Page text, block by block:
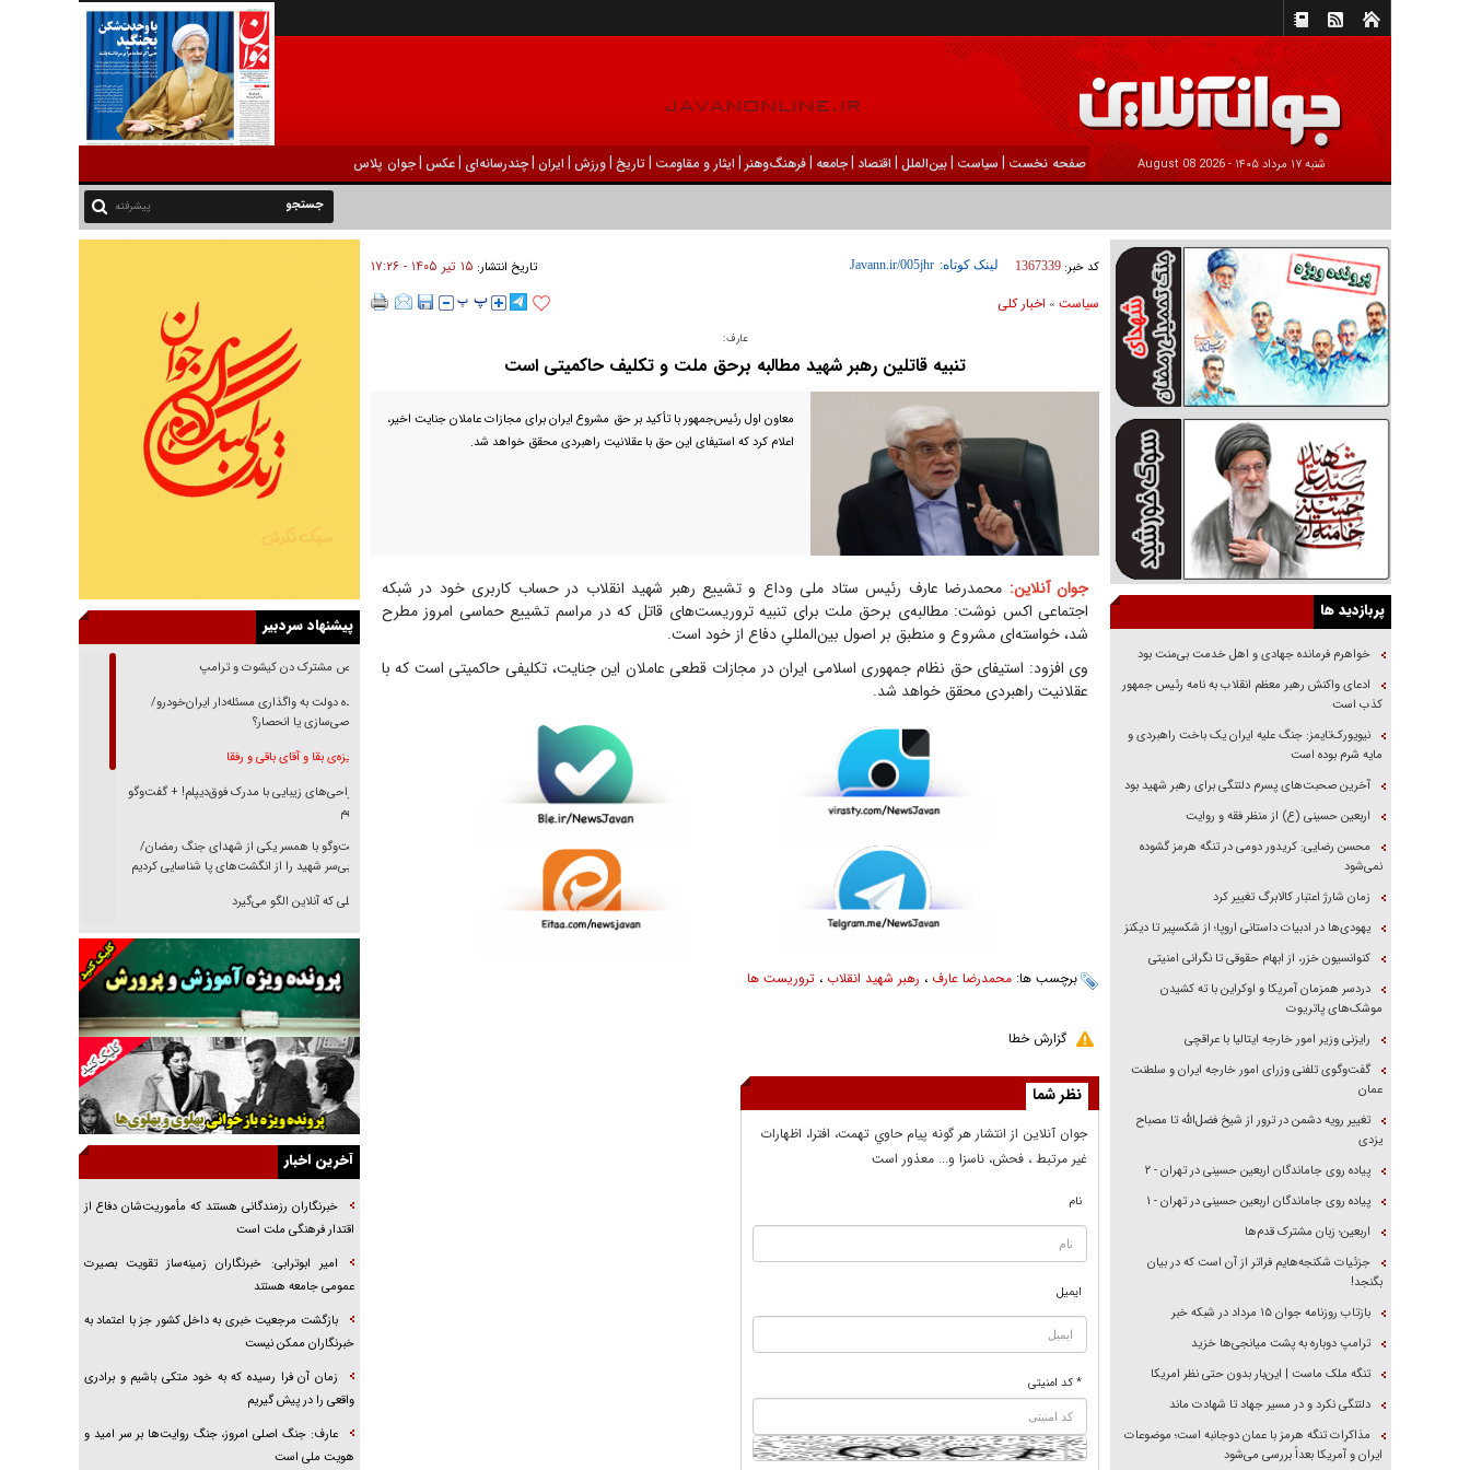
شنبه ۱۷ مرداد ۱۴۰۵ - 2026 August 08 صفحه نخست | سیاست |بين‌الملل | اقتصاد |جامعه |فرهنگ‌و‌هنر | ایثار و مقاومت |تاریخ |ورزش | ايران |چندرسانه‌ای |عکس |جوان پلاس
پیشرفته
کد خبر: 1367339 لینک کوتاه: تاریخ انتشار: ۱۵ تير ۱۴۰۵ - ۱۷:۲۶
سیاست» اخبار کلی
عارف:
تنبیه قاتلین رهبر شهید مطالبه برحق ملت و تکلیف حاکمیتی است
معاون اول رئیس‌جمهور با تأکید بر حق مشروع ایران برای مجازات عاملان جنایت اخیر،
اعلام کرد که استیفای این حق با عقلانیت راهبردی محقق خواهد شد.
جوان آنلاین: محمدرضا عارف رئیس ستاد ملی وداع و تشییع رهبر شهید انقلاب در حساب کاربری خود در شبکه
اجتماعی اکس نوشت: مطالبه‌ی برحق ملت برای تنبیه تروریست‌های قاتل که در مراسم تشییع حماسی امروز مطرح
شد، خواسته‌ای مشروع و منطبق بر اصول بین‌المللیِ دفاع از خود است.
وی افزود: استیفای حق نظام جمهوری اسلامی ایران در مجازات قطعی عاملان این جنایت، تکلیفی حاکمیتی است که با
عقلانیت راهبردی محقق خواهد شد.
برچسب ها: محمدرضا عارف ، رهبر شهید انقلاب ، تروریست ها
گزارش خطا
نظر شما
جوان آنلاين از انتشار هر گونه پيام حاوي تهمت، افترا، اظهارات
غير مرتبط ، فحش، ناسزا و... معذور است
نام
ایمیل
* کد امنیتی
پربازدید ها
خواهرم فرمانده جهادی و اهل خدمت بی‌منت بود
ادعای واکنش رهبر معظم انقلاب به نامه رئیس جمهور
کذب است
نیویورک‌تایمز: جنگ علیه ایران یک باخت راهبردی و
مایه شرم بوده است
آخرین صحبت‌های پسرم دلتنگی برای رهبر شهید بود
اربعین حسینی (ع) از منظر فقه و روایت
محسن رضایی: کریدور دومی در تنگه هرمز گشوده
نمی‌شود
زمان شارژ اعتبار کالابرگ تغییر کرد
یهودی‌ها در ادبیات داستانی اروپا؛ از شکسپیر تا دیکنز
کنوانسیون خزر، از ابهام حقوقی تا نگرانی امنیتی
دردسر همزمان آمریکا و اوکراین با ته کشیدن
موشک‌های پاتریوت
رایزنی وزیر امور خارجه ایتالیا با عراقچی
گفت‌وگوی تلفنی وزرای امور خارجه ایران و سلطنت
عمان
تغییر رویه دشمن در ترور از شیخ فضل‌الله تا مصباح
یزدی
پیاده روی جاماندگان اربعین حسینی در تهران - ۲
پیاده روی جاماندگان اربعین حسینی در تهران - ۱
اربعین؛ زبان مشترک قدم‌ها
جزئیات شکنجه‌هایم فراتر از آن است که در بیان
بگنجد!
بازتاب روزنامه جوان ۱۵ مرداد در شبکه خبر
ترامپ دوباره به پشت میانجی‌ها خزید
تنگه ملک ماست | این‌بار بدون حتی نظر امریکا
دلتنگی نکرد و در مسیر جهاد تا شهادت ماند
مذاکرات تنگه هرمز با عمان دوجانبه است؛ موضوعات
ایران و آمریکا بعداً بررسی می‌شود
پیشنهاد سردبیر
رقص مشترک دن کیشوت و ترامپ
دنده دولت به واگذاری مسئله‌دار ایران‌خودرو/
خصوصی‌سازی یا انحصار؟
غریزه‌ی بقا و آقای باقی و رفقا
جراحی‌های زیبایی با مدرک فوق‌دیپلم! + گفت‌وگو
با متهم
گفت‌وگو با همسر یکی از شهدای جنگ رمضان/
پیکر بی‌سر شهید را از انگشت‌های پا شناسایی کردیم
نسلی که آنلاین الگو می‌گیرد
گفت‌وگو با آیت‌الله جاودان/ جفای مخالفان مکانت
معنوی رهبر شهید را ارتقا می‌داد
راننده مست به قانون می‌خندد
همه آقای دوربینی شده‌ایم!
قصه ناتمام سرویس مدارس
آیا مقاومت فلسطین خلع‌سلاح می‌شود؟
الگوی وحدت‌آفرین در ادراک سیاست خارجی
گفتگوی دکتر اخوان مدیرمسئول روزنامه جوان با
امام حسین (ع) کشته سیرت‌های عصر جاهلی شد
فریاد‌ها و ناله‌های دوستان مبارزدلم را آتش می‌زد
آخرین اخبار
خبرنگاران رزمندگانی هستند که مأموریت‌شان دفاع از
اقتدار فرهنگی ملت است
امیر ابوترابی: خبرنگاران زمینه‌ساز تقویت بصیرت
عمومی جامعه هستند
بازگشت مرجعیت خبری به داخل کشور جز با اعتماد به
خبرنگاران ممکن نیست
زمان آن فرا رسیده که به خود متکی باشیم و برادری
واقعی را در پیش گیریم
عارف: جنگ اصلی امروز، جنگ روایت‌ها بر سر امید و
هویت ملی است